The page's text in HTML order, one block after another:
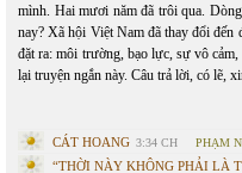
mình. Hai mươi năm đã trôi qua.
nay? Xã hội Việt Nam đã thay đổi
đặt ra: môi trường, bạo lực, sự vô
lại truyện ngắn này. Câu trả lời, có lẽ,
CÁT HOANG 3:34 CH PHẠM
“THỜI NÀY KHÔNG PHẢI LÀ